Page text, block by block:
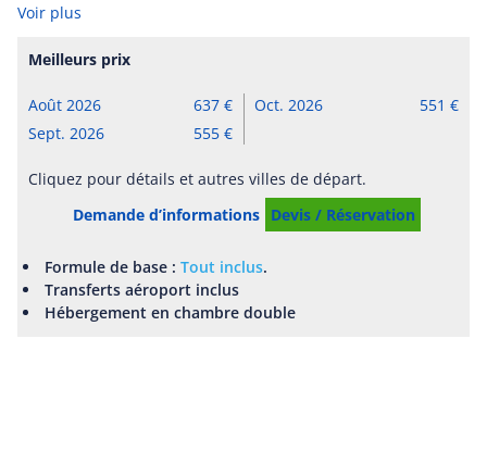
Voir plus
Demande d’informations Devis / Réservation
Meilleurs prix
Août 2026
637
Sept. 2026
555
Oct. 2026 551
Cliquez pour détails et autres villes de départ.
Formule de base :Tout inclus.
Transferts aéroport inclus
Hébergement en chambre double